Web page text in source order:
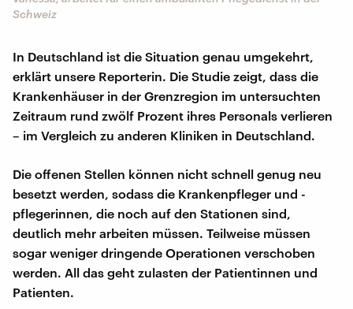
Schweiz
In Deutschland ist die Situation genau umgekehrt,
erklärt unsere Reporterin. Die Studie zeigt, dass die
Krankenhäuser in der Grenzregion im untersuchten
Zeitraum rund zwölf Prozent ihres Personals verlieren
– im Vergleich zu anderen Kliniken in Deutschland.
Die offenen Stellen können nicht schnell genug neu
besetzt werden, sodass die Krankenpfleger und -
pflegerinnen, die noch auf den Stationen sind,
deutlich mehr arbeiten müssen. Teilweise müssen
sogar weniger dringende Operationen verschoben
werden. All das geht zulasten der Patientinnen und
Patienten.